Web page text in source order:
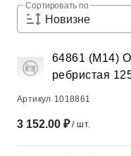
Сортировать по
Новизне
64861 (М14)
ребристая
Артикул 1018861
3 152.00 ₽/ шт.